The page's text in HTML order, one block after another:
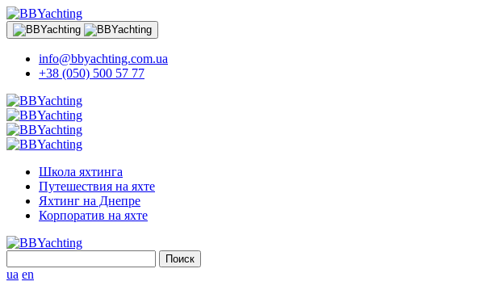
info@bbyachting.com.ua
+38 (050) 500 57 77
Школа яхтинга
Путешествия на яхте
Яхтинг на Днепре
Корпоратив на яхте
ua en